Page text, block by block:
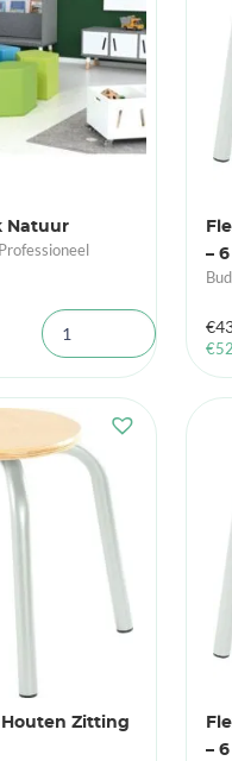
Natuur
–
€
€
Houten Zitting
–